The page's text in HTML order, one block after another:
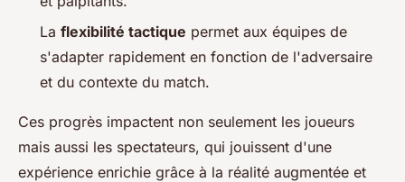
La flexibilité tactique permet aux équipes de
s'adapter rapidement en fonction de l'adversaire
et du contexte du match.
Ces progrès impactent non seulement les joueurs
mais aussi les spectateurs, qui jouissent d'une
expérience enrichie grâce à la réalité augmentée et